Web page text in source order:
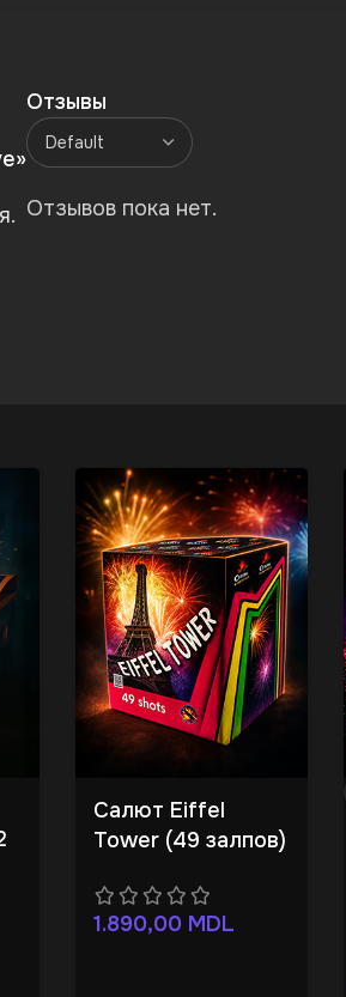
Отзывы
Отзывов пока нет.
.
Салют Eiffel
Tower (49 залпов)
1.890,00 MDL